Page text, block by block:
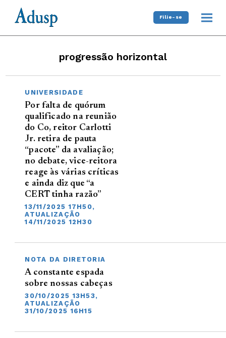
Filie-se
progressão horizontal
UNIVERSIDADE
Por falta de quórum
qualificado na reunião
do Co, reitor Carlotti
Jr. retira de pauta
“pacote” da avaliação;
no debate, vice-reitora
reage às várias críticas
e ainda diz que “a
CERT tinha razão”
13/11/2025 17H50,
ATUALIZAÇÃO
14/11/2025 12H30
NOTA DA DIRETORIA
A constante espada
sobre nossas cabeças
30/10/2025 13H53,
ATUALIZAÇÃO
31/10/2025 16H15